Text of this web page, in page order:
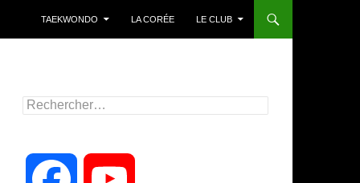
TAEKWONDO LA CORÉE LE CLUB
Rechercher :